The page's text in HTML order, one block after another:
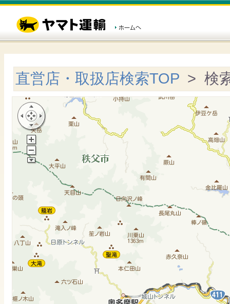
直営店・取扱店検索TOP > 検